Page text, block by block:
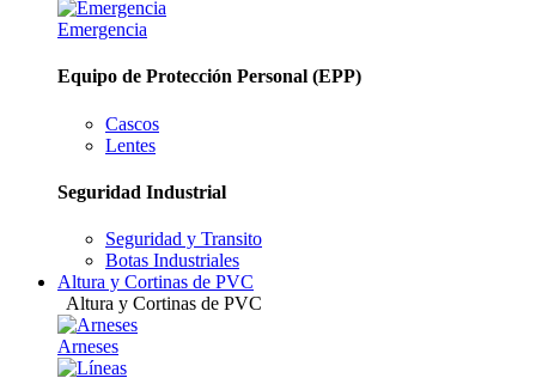
Emergencia
Equipo de Protección Personal (EPP)
Cascos
Lentes
Seguridad Industrial
Seguridad y Transito
Botas Industriales
Altura y Cortinas de PVC
Altura y Cortinas de PVC
Arneses